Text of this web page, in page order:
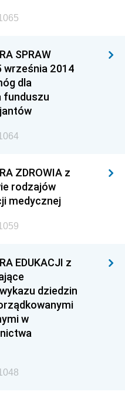
SPRAW
września 2014
dla
funduszu
ZDROWIA z
rodzajów
medycznej
EDUKACJI z
dziedzin
w